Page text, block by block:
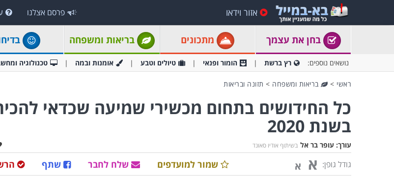
אזור וידאו פרסם אצלנו
בחן את עצמך מתכונים בריאות ומשפחה
נושאים נוספים: רץ ברשת הומור ופנאי טיולים וטבע אומנות ובמה טכנולוגיה
ראשי > בריאות ומשפחה > תזונה ובריאות
כל החידושים בתחום מכשירי שמיעה שכדאי
בשנת 2020
בשיתוף אודיו סאונד עורך: עופר בר אל
גודל גופן: א א שתף שלח לחבר שמור למועדפים